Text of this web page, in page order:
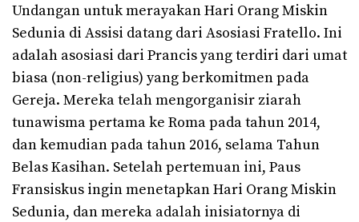
Undangan untuk merayakan Hari Orang Miskin
Sedunia di Assisi datang dari Asosiasi Fratello. Ini
adalah asosiasi dari Prancis yang terdiri dari umat
biasa (non-religius) yang berkomitmen pada
Gereja. Mereka telah mengorganisir ziarah
tunawisma pertama ke Roma pada tahun 2014,
dan kemudian pada tahun 2016, selama Tahun
Belas Kasihan. Setelah pertemuan ini, Paus
Fransiskus ingin menetapkan Hari Orang Miskin
Sedunia, dan mereka adalah inisiatornya di